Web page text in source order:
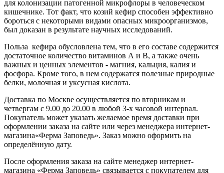
для колонизации патогенной микрофлоры в человеческом
кишечнике. Тот факт, что козий кефир способен эффективно
бороться с некоторыми видами опасных микроорганизмов,
был доказан в результате научных исследований.
Польза кефира обусловлена тем, что в его составе содержится
достаточное количество витаминов А и В, а также очень
важных и ценных элементов - магния, кальция, калия и
фосфора. Кроме того, в нем содержатся полезные природные
белки, молочная и уксусная кислота.
Доставка по Москве осуществляется по вторникам и
четвергам с 9.00 до 20.00 в любой 3-х часовой интервал.
Покупатель может указать желаемое время доставки при
оформлении заказа на сайте или через менеджера интернет-
магазина«Ферма Заповедь». Заказ можно оформить на
определённую дату.
После оформления заказа на сайте менеджер интернет-
магазина «Ферма Заповедь» связывается с покупателем для